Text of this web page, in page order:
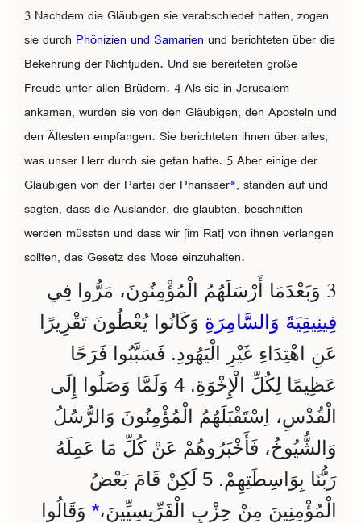
3 Nachdem die Gläubigen sie verabschiedet hatten, zogen
sie durch Phönizien und Samarien und berichteten über die
Bekehrung der Nichtjuden. Und sie bereiteten große
Freude unter allen Brüdern. 4 Als sie in Jerusalem
ankamen, wurden sie von den Gläubigen, den Aposteln und
den Ältesten empfangen. Sie berichteten ihnen über alles,
was unser Herr durch sie getan hatte. 5 Aber einige der
Gläubigen von der Partei der Pharisäer*, standen auf und
sagten, dass die Ausländer, die glaubten, beschnitten
werden müssten und dass wir [im Rat] von ihnen verlangen
sollten, das Gesetz des Mose einzuhalten.
3 وَبَعْدَمَا أَرْسَلَهُمُ الْمُؤْمِنُونَ، مَرُّوا فِي
فِينِيقِيَةَ وَالسَّامِرَةِ وَكَانُوا يُعْطُونَ تَقْرِيرًا
عَنِ اهْتِدَاءِ غَيْرِ الْيَهُودِ. فَسَبَّبُوا فَرَحًا
عَظِيمًا لِكُلِّ الْإِخْوَةِ. 4 وَلَمَّا وَصَلُوا إِلَى
الْقُدْسِ، اِسْتَقْبَلَهُمُ الْمُؤْمِنُونَ وَالرُّسُلُ
وَالشُّيُوخُ، فَأَخْبَرُوهُمْ عَنْ كُلِّ مَا عَمِلَهُ
رَبُّنَا بِوَاسِطَتِهِمْ. 5 لَكِنْ قَامَ بَعْضُ
الْمُؤْمِنِينَ مِنْ حِزْبِ الْفَرِّيسِيِّينَ،* وَقَالُوا